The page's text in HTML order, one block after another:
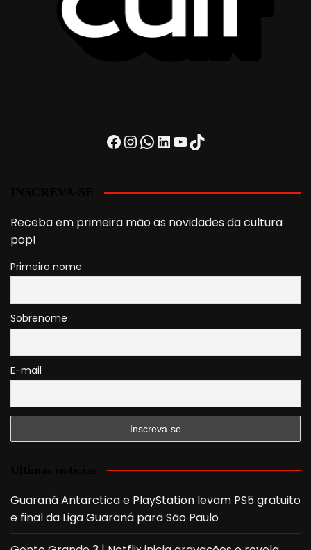
Facebook
Instagram
WhatsApp
LinkedIn
Youtube
TikTok
Receba em primeira mão as novidades da cultura
pop!
Primeiro nome
Sobrenome
E-mail
Guaraná Antarctica e PlayStation levam PS5 gratuito
e final da Liga Guaraná para São Paulo